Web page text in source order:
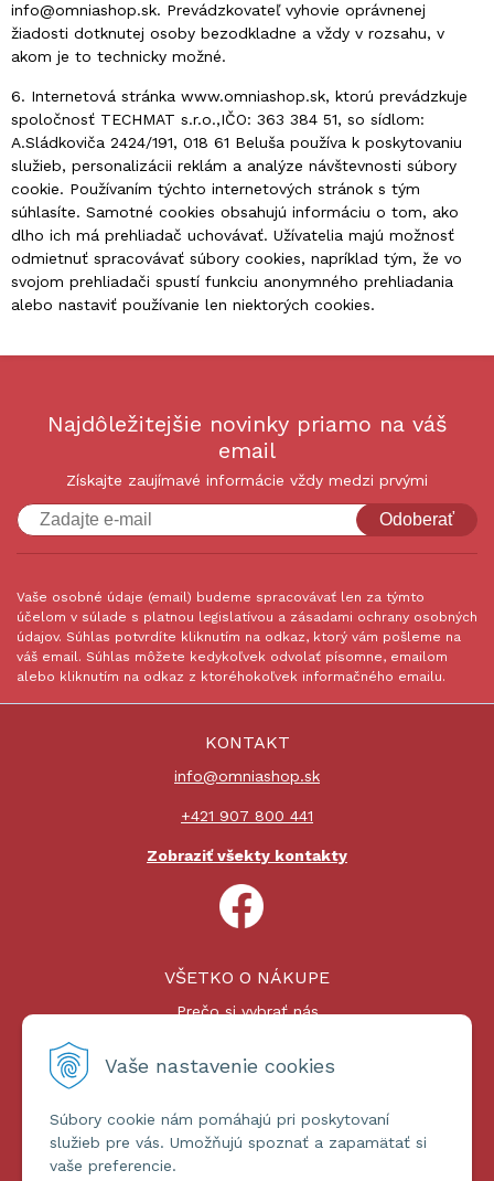
Vaše nastavenie cookies
Súbory cookie nám pomáhajú pri poskytovaní
služieb pre vás. Umožňujú spoznať a zapamätať si
vaše preferencie.
info@omniashop.sk. Prevádzkovateľ vyhovie oprávnenej
žiadosti dotknutej osoby bezodkladne a vždy v rozsahu, v
akom je to technicky možné.
6. Internetová stránka www.omniashop.sk, ktorú prevádzkuje
spoločnosť TECHMAT s.r.o.,IČO: 363 384 51, so sídlom:
A.Sládkoviča 2424/191, 018 61 Beluša používa k poskytovaniu
služieb, personalizácii reklám a analýze návštevnosti súbory
cookie. Používaním týchto internetových stránok s tým
súhlasíte. Samotné cookies obsahujú informáciu o tom, ako
dlho ich má prehliadač uchovávať. Užívatelia majú možnosť
odmietnuť spracovávať súbory cookies, napríklad tým, že vo
svojom prehliadači spustí funkciu anonymného prehliadania
alebo nastaviť používanie len niektorých cookies.
Najdôležitejšie novinky priamo na váš
email
Získajte zaujímavé informácie vždy medzi prvými
Odoberať
Vaše osobné údaje (email) budeme spracovávať len za týmto
účelom v súlade s platnou legislatívou a zásadami ochrany osobných
údajov. Súhlas potvrdíte kliknutím na odkaz, ktorý vám pošleme na
váš email. Súhlas môžete kedykoľvek odvolať písomne, emailom
alebo kliknutím na odkaz z ktoréhokoľvek informačného emailu.
KONTAKT
info@omniashop.sk
+421 907 800 441
Zobraziť všekty kontakty
VŠETKO O NÁKUPE
Prečo si vybrať nás
Platby a doprava
ĎALŠIE INFORMÁCIE